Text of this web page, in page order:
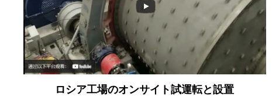
ロシア工場のオンサイト試運転と設置